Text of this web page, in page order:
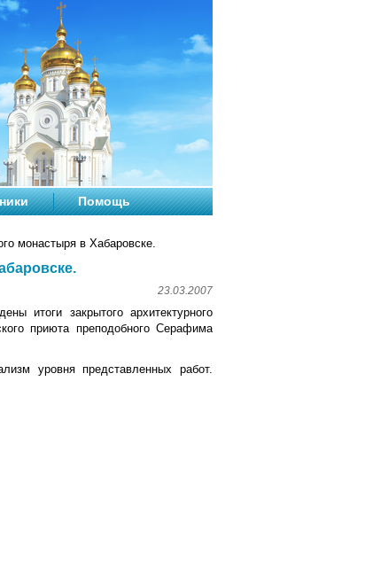
Помощь
монастыря в Хабаровске.
23.03.2007
итоги закрытого архитектурного
приюта преподобного Серафима
уровня представленных работ.